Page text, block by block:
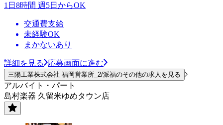
1日8時間 週5日からOK
交通費支給
未経験OK
まかないあり
詳細を見る 応募画面に進む
三陽工業株式会社 福岡営業所_2/派福のその他の求人を見る
アルバイト・パート
島村楽器 久留米ゆめタウン店